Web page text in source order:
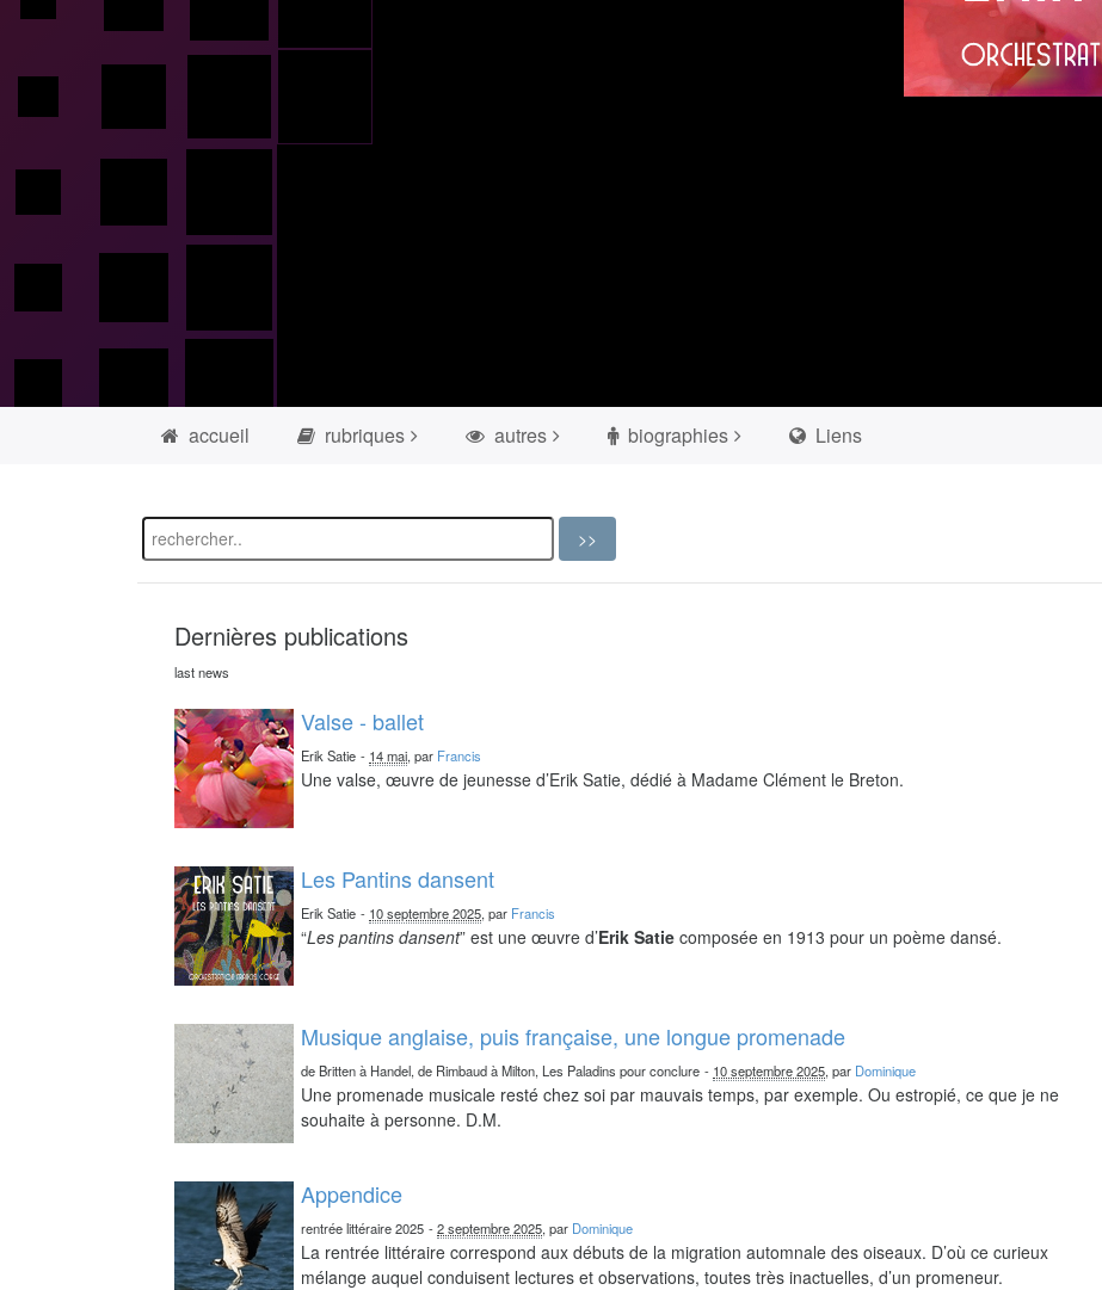
accueil rubriques autres biographies Liens
Dernières publications
last news
Valse - ballet
Erik Satie - 14 mai, par Francis
Une valse, œuvre de jeunesse d’Erik Satie, dédié à Madame Clément le Breton.
Les Pantins dansent
Erik Satie - 10 septembre 2025, par Francis
“Les pantins dansent” est une œuvre d’Erik Satie composée en 1913 pour un poème dansé.
Musique anglaise, puis française, une longue promenade
de Britten à Handel, de Rimbaud à Milton, Les Paladins pour conclure - 10 septembre 2025, par Dominique
Une promenade musicale resté chez soi par mauvais temps, par exemple. Ou estropié, ce que je ne
souhaite à personne. D.M.
Appendice
rentrée littéraire 2025 -2 septembre 2025, par Dominique
La rentrée littéraire correspond aux débuts de la migration automnale des oiseaux. D’où ce curieux
mélange auquel conduisent lectures et observations, toutes très inactuelles, d’un promeneur.